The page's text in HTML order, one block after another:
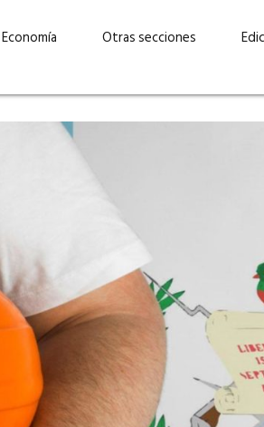
con propósito:
impulsa su
industrial a
la innovación y la
abril 2026
Elizabeth
mujeres
abrirnos
propios
EN PORTADA
Economía Otras secciones